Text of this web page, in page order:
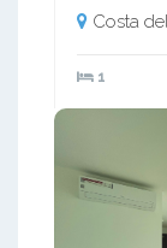
Costa
1